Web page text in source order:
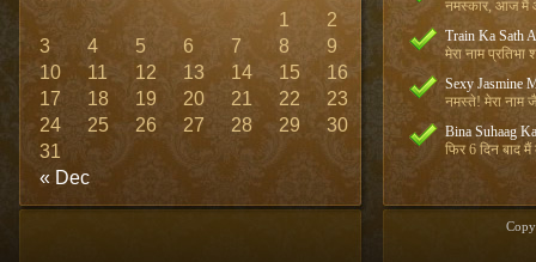
« Dec
1
2
3
4 5 6 7 8
9
10
11 12 13 14 15
16
17
18 19 20 21 22
23
24
25 26 27 28 29
30
31
नमस्कार, आज मैं
Train Ka Sath
मेरा नाम प्रतिभा
Sexy Jasmine
नमस्ते! मेरा नाम
Bina Suhaag
फिर 6 दिन बाद